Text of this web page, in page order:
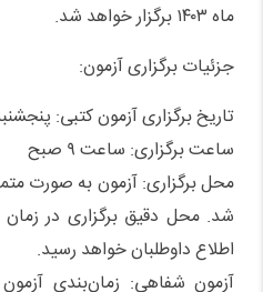
ماه ۱۴۰۳ برگزار خواهد شد.
جزئیات برگزاری آزمون:
تاریخ برگزاری آزمون کتبی: پنجشنبه، ۲۷ دی ماه
ساعت برگزاری: ساعت ۹ صبح
محل برگزاری: آزمون به صورت
شد. محل دقیق برگزاری در
اطلاع داوطلبان خواهد رسید.
آزمون شفاهی: زمان‌بندی